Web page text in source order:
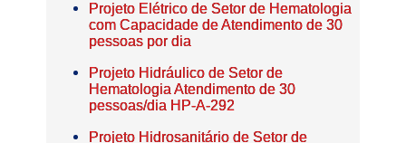
Projeto Elétrico de Setor de Hematologia
com Capacidade de Atendimento de 30
pessoas por dia
Projeto Hidráulico de Setor de
Hematologia Atendimento de 30
pessoas/dia HP-A-292
Projeto Hidrosanitário de Setor de